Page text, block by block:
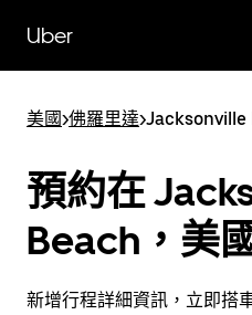
Uber
美國>佛羅里達>Jacksonville
預約在
Beach，美
新增行程詳細資訊，立即搭